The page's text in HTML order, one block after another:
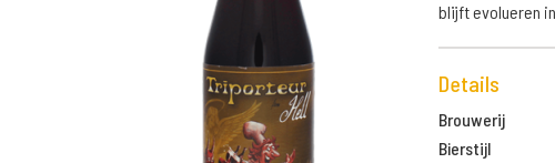
blijft evolueren
Details
Brouwerij
Bierstijl